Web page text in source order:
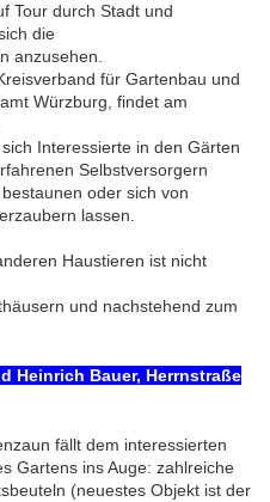
Tour durch Stadt und
die
anzusehen.
für Gartenbau und
Würzburg, findet am
Interessierte in den Gärten
Selbstversorgern
oder sich von
lassen.
Haustieren ist nicht
und nachstehend zum
Heinrich Bauer, Herrnstraße
fällt dem interessierten
Gartens ins Auge: zahlreiche
(neuestes Objekt ist der